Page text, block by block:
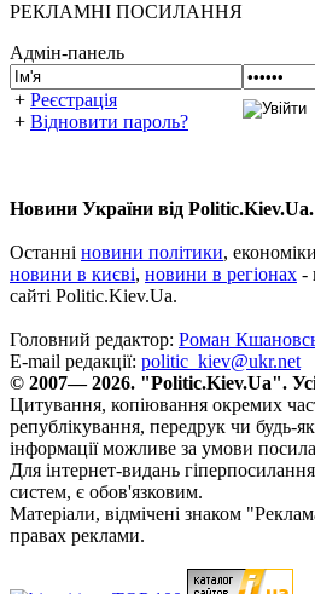
РЕКЛАМНІ ПОСИЛАННЯ
Адмін-панель
+ Реєстрація
+ Відновити пароль?
Новини України від Politic.Kiev.Ua.
Останні новини політики,
новини в києві, новини в регіонах -
сайті Politic.Kiev.Ua.
Головний редактор: Роман
E-mail редакції: politic_kiev@ukr.net
© 2007— 2026. "Politic.Kiev.Ua".
Цитування, копіювання окремих
републікування, передрук чи будь-
інформації можливе за умови
Для інтернет-видань
систем, є обов'язковим.
Матеріали, відмічені знаком
правах реклами.